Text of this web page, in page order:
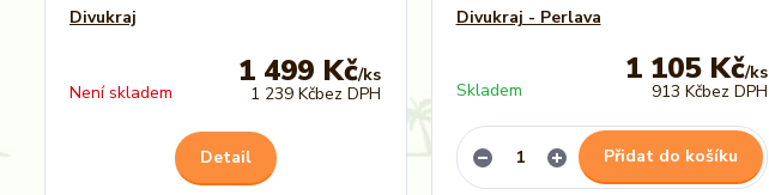
Divukraj
1 499 Kč/ks
1 239 Kčbez DPH
Není skladem
Detail
Divukraj - Perlava
1 105 Kč/ks
913 Kčbez DPH
Skladem
Přidat do košíku